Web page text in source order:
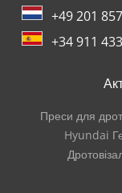
+49 201
+34 911
Преси для
Hyundai